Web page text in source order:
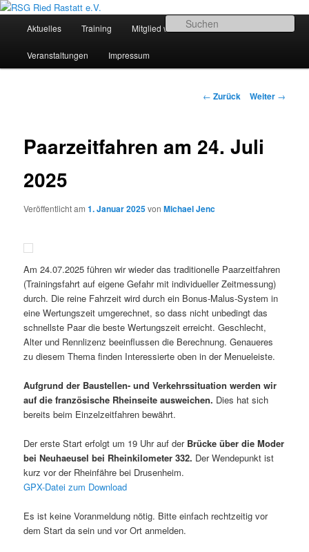
Zum
wechseln
RSG Ried Rastatt e.V.
Sportliches Radfahren in Mittelbaden
Aktuelles Training Mitglied werden Termine
Veranstaltungen Impressum
Beitrags-
← Zurück Weiter →
Paarzeitfahren am 24. Juli
2025
Veröffentlicht am1. Januar 2025vonMichael Jenc
Am 24.07.2025 führen wir wieder das traditionelle Paarzeitfahren
(Trainingsfahrt auf eigene Gefahr mit individueller Zeitmessung)
durch. Die reine Fahrzeit wird durch ein Bonus-Malus-System in
eine Wertungszeit umgerechnet, so dass nicht unbedingt das
schnellste Paar die beste Wertungszeit erreicht. Geschlecht,
Alter und Rennlizenz beeinflussen die Berechnung. Genaueres
zu diesem Thema finden Interessierte oben in der Menueleiste.
Aufgrund der Baustellen- und Verkehrssituation werden wir
auf die französische Rheinseite ausweichen. Dies hat sich
bereits beim Einzelzeitfahren bewährt.
Der erste Start erfolgt um 19 Uhr auf der Brücke über die Moder
bei Neuhaeusel bei Rheinkilometer 332. Der Wendepunkt ist
kurz vor der Rheinfähre bei Drusenheim.
GPX-Datei zum Download
Es ist keine Voranmeldung nötig. Bitte einfach rechtzeitig vor
dem Start da sein und vor Ort anmelden.